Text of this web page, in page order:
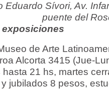
Eduardo Sívori, Av.
puente del
exposiciones
de Arte
Alcorta 3415 (Jue-
hasta 21 hs, martes
jubilados 8 pesos,